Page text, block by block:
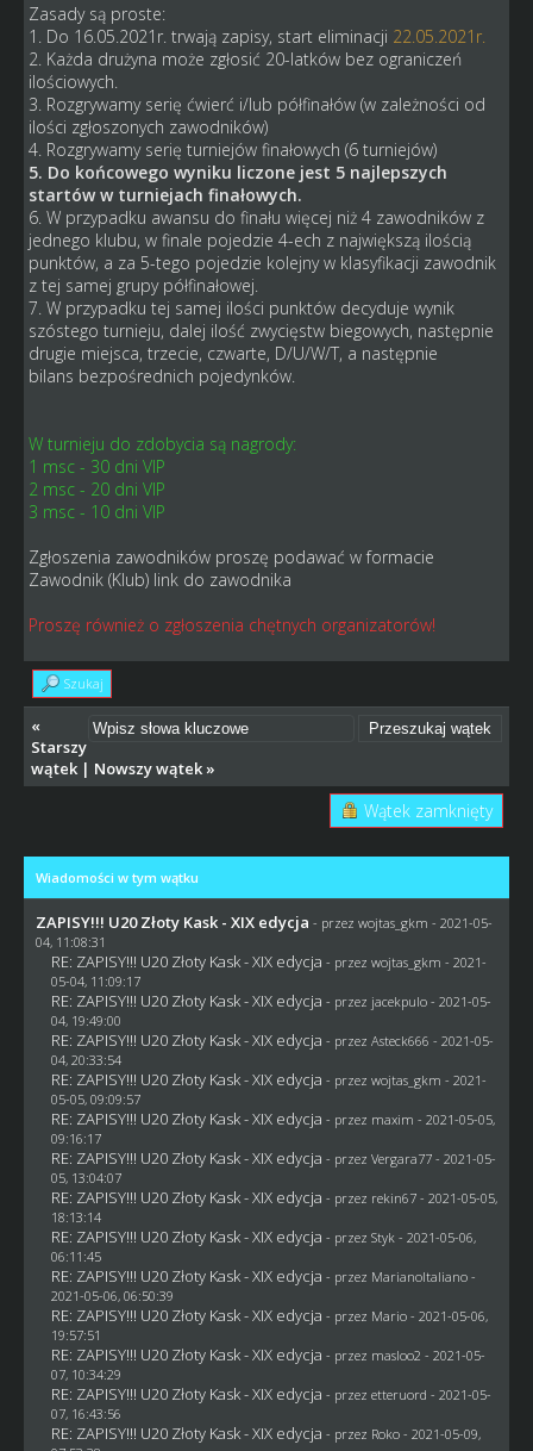
Zasady są proste:
1. Do 16.05.2021r. trwają zapisy, start eliminacji 22.05.2021r.
2. Każda drużyna może zgłosić 20-latków bez ograniczeń
ilościowych.
3. Rozgrywamy serię ćwierć i/lub półfinałów (w zależności od
ilości zgłoszonych zawodników)
4. Rozgrywamy serię turniejów finałowych (6 turniejów)
5. Do końcowego wyniku liczone jest 5 najlepszych
startów w turniejach finałowych.
6. W przypadku awansu do finału więcej niż 4 zawodników z
jednego klubu, w finale pojedzie 4-ech z największą ilością
punktów, a za 5-tego pojedzie kolejny w klasyfikacji zawodnik
z tej samej grupy półfinałowej.
7. W przypadku tej samej ilości punktów decyduje wynik
szóstego turnieju, dalej ilość zwycięstw biegowych, następnie
drugie miejsca, trzecie, czwarte, D/U/W/T, a następnie
bilans bezpośrednich pojedynków.
W turnieju do zdobycia są nagrody:
1 msc - 30 dni VIP
2 msc - 20 dni VIP
3 msc - 10 dni VIP
Zgłoszenia zawodników proszę podawać w formacie
Zawodnik (Klub) link do zawodnika
Proszę również o zgłoszenia chętnych organizatorów!
Szukaj
«
Starszy
wątek| Nowszy wątek»
Wątek zamknięty
Wiadomości w tym wątku
ZAPISY!!! U20 Złoty Kask - XIX edycja - przez wojtas_gkm - 2021-05-
04, 11:08:31
RE: ZAPISY!!! U20 Złoty Kask - XIX edycja - przez wojtas_gkm - 2021-
05-04, 11:09:17
RE: ZAPISY!!! U20 Złoty Kask - XIX edycja - przez jacekpulo- 2021-05-
04, 19:49:00
RE: ZAPISY!!! U20 Złoty Kask - XIX edycja - przez Asteck666 - 2021-05-
04, 20:33:54
RE: ZAPISY!!! U20 Złoty Kask - XIX edycja - przez wojtas_gkm - 2021-
05-05, 09:09:57
RE: ZAPISY!!! U20 Złoty Kask - XIX edycja - przez maxim - 2021-05-05,
09:16:17
RE: ZAPISY!!! U20 Złoty Kask - XIX edycja - przez Vergara77- 2021-05-
05, 13:04:07
RE: ZAPISY!!! U20 Złoty Kask - XIX edycja - przez rekin67- 2021-05-05,
18:13:14
RE: ZAPISY!!! U20 Złoty Kask - XIX edycja - przez Styk - 2021-05-06,
06:11:45
RE: ZAPISY!!! U20 Złoty Kask - XIX edycja - przez MarianoItaliano-
2021-05-06, 06:50:39
RE: ZAPISY!!! U20 Złoty Kask - XIX edycja - przez Mario- 2021-05-06,
19:57:51
RE: ZAPISY!!! U20 Złoty Kask - XIX edycja - przez masloo2 - 2021-05-
07, 10:34:29
RE: ZAPISY!!! U20 Złoty Kask - XIX edycja - przez etteruord - 2021-05-
07, 16:43:56
RE: ZAPISY!!! U20 Złoty Kask - XIX edycja - przez Roko- 2021-05-09,